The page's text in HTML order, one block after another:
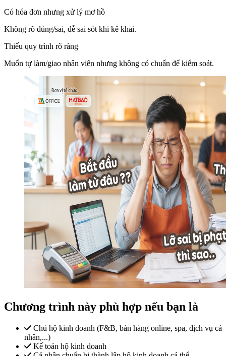
Có hóa đơn nhưng xử lý mơ hồ
Không rõ đúng/sai, dễ sai sót khi kê khai.
Thiếu quy trình rõ ràng
Muốn tự làm/giao nhân viên nhưng không có chuẩn để kiểm soát.
Chương trình này phù hợp nếu bạn là
Chủ hộ kinh doanh (F&B, bán hàng online, spa, dịch vụ cá
nhân,...)
Kế toán hộ kinh doanh